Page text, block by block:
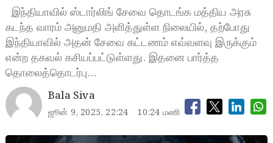
இந்தியாவில் ஸ்டார்லிங் சேவை தொடங்க மத்திய அரசு
கடந்த வாரம் அனுமதி அளித்துள்ள நிலையில், தற்போது
இந்தியாவில் அதன் சேவை கட்டணம் எவ்வளவு இருக்கும்
என்ற தகவல் கசியப்பட்டுள்ளது. இதனை பார்த்த
தொலைத்தொடர்பு…
Bala Siva
ஜூன் 9, 2025, 22:24 10:24 மணி